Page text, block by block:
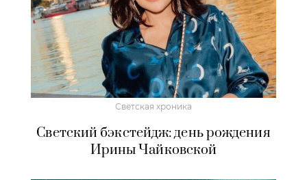
Светская хроника
Светский бэкстейдж: день рождения
Ирины Чайковской